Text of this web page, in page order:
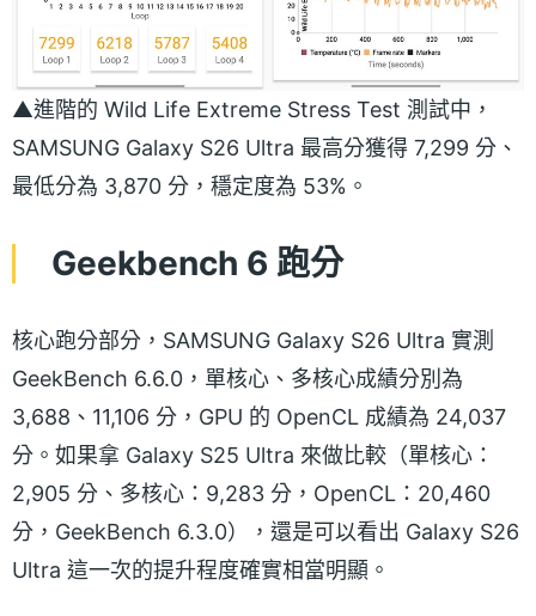
▲進階的 Wild Life Extreme Stress Test 測試中，
SAMSUNG Galaxy S26 Ultra 最高分獲得 7,299 分、
最低分為 3,870 分，穩定度為 53%。
Geekbench 6 跑分
核心跑分部分，SAMSUNG Galaxy S26 Ultra 實測
GeekBench 6.6.0，單核心、多核心成績分別為
3,688、11,106 分，GPU 的 OpenCL 成績為 24,037
分。如果拿 Galaxy S25 Ultra 來做比較（單核心：
2,905 分、多核心：9,283 分，OpenCL：20,460
分，GeekBench 6.3.0），還是可以看出 Galaxy S26
Ultra 這一次的提升程度確實相當明顯。